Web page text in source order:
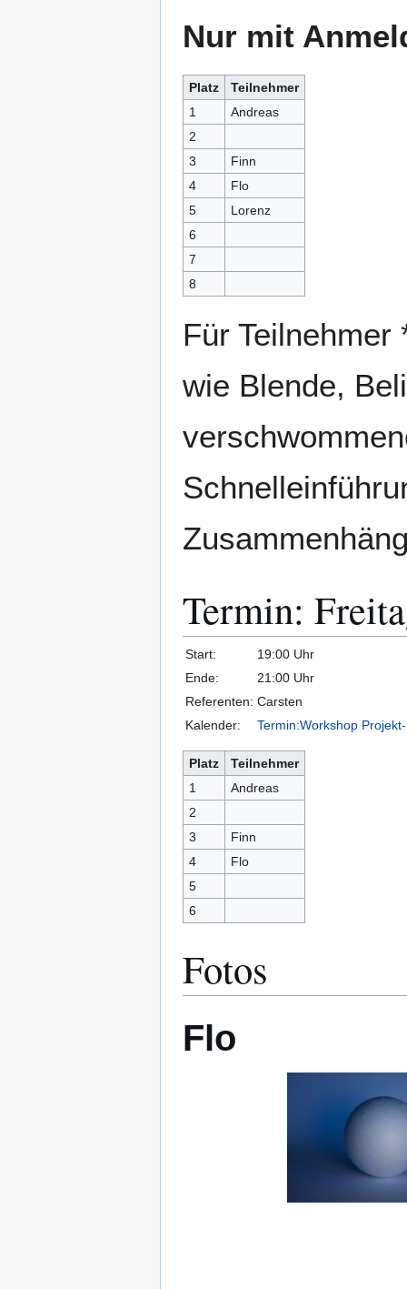
Nur mit
Platz
Teilnehmer
1
Andreas
2
3
Finn
4
Flo
5
Lorenz
6
7
8
Für
wie Blende,
Termin:
Start:
19:00 Uhr
Ende:
21:00 Uhr
Referenten: Carsten
Kalender:
Termin:Workshop
Platz
Teilnehmer
1
Andreas
2
3
Finn
4
Flo
5
6
Fotos
Flo